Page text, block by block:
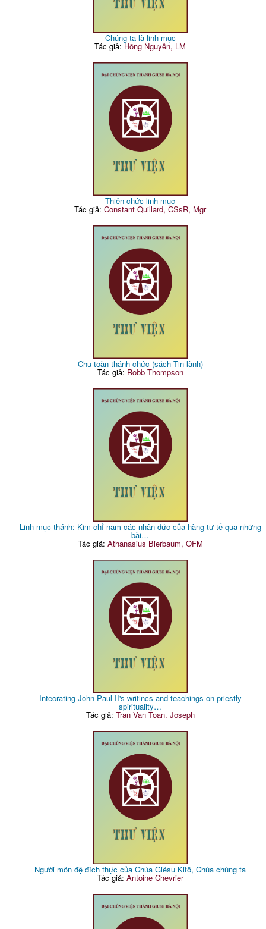
Chúng ta là linh mục
Tác giả:Hồng Nguyên, LM
Thiên chức linh mục
Tác giả:Constant Quillard, CSsR, Mgr
Chu toàn thánh chức (sách Tin lành)
Tác giả: Robb Thompson
Linh mục thánh: Kim chỉ nam các nhân đức của hàng tư tế qua những
bài…
Tác giả: Athanasius Bierbaum, OFM
Intecrating John Paul II's writincs and teachings on priestly
spirituality…
Tác giả: Tran Van Toan. Joseph
Người môn đệ đích thực của Chúa Giêsu Kitô, Chúa chúng ta
Tác giả:Antoine Chevrier